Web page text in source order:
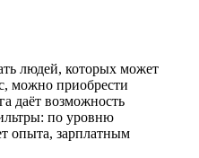
людей, которых может
можно приобрести
даёт возможность
по уровню
опыта, зарплатным